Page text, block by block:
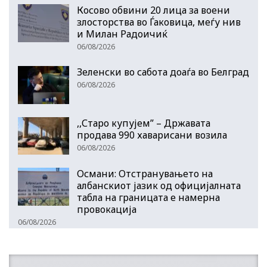
Косово обвини 20 лица за воени
злосторства во Ѓаковица, меѓу нив
и Милан Радоичиќ
06/08/2026
Зеленски во сабота доаѓа во Белград
06/08/2026
,,Старо купујем” – Државата
продава 990 хаварисани возила
06/08/2026
Османи: Отстранувањето на
албанскиот јазик од официјалната
табла на границата е намерна
провокација
06/08/2026